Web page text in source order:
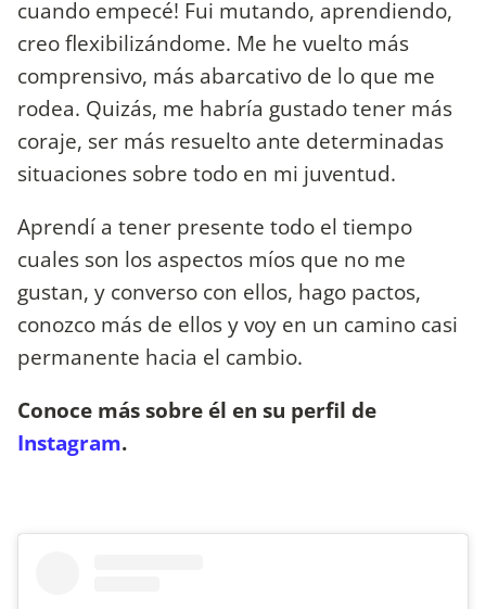
cuando empecé! Fui mutando, aprendiendo,
creo flexibilizándome. Me he vuelto más
comprensivo, más abarcativo de lo que me
rodea. Quizás, me habría gustado tener más
coraje, ser más resuelto ante determinadas
situaciones sobre todo en mi juventud.
Aprendí a tener presente todo el tiempo
cuales son los aspectos míos que no me
gustan, y converso con ellos, hago pactos,
conozco más de ellos y voy en un camino casi
permanente hacia el cambio.
Conoce más sobre él en su perfil de
Instagram.